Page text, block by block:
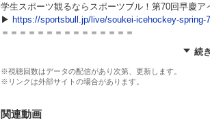
学生スポーツ観るならスポーツブル！第70回早慶
▶ https://sportsbull.jp/live/soukei-icehockey-
＝＝＝＝＝＝＝＝＝＝＝＝＝＝＝
第88回 早慶アイスホッケー冬季定期戦はコチラ！
https://sportsbull.jp/live/soukei-icehockey-winter-88th/
⚾️ 夏の高校野球 地方大会1回戦から全試合無料配信
続
※視聴回数はデータの配信があり次第、更新します。
※リンクは外部サイトの場合があります。
関連動画